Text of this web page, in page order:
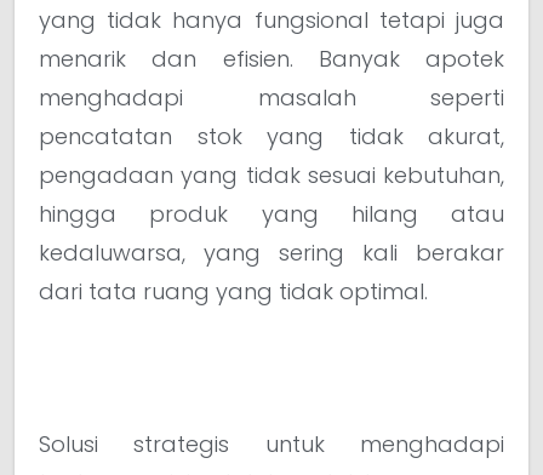
yang tidak hanya fungsional tetapi juga
menarik dan efisien. Banyak apotek
menghadapi masalah seperti
pencatatan stok yang tidak akurat,
pengadaan yang tidak sesuai kebutuhan,
hingga produk yang hilang atau
kedaluwarsa, yang sering kali berakar
dari tata ruang yang tidak optimal.
Solusi strategis untuk menghadapi